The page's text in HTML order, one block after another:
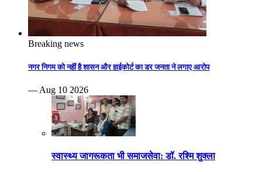
Breaking news
नगर निगम को नहीं है शासन और हाईकोर्ट का डर जनता ने लगाए आरोप
— Aug 10 2026
स्वास्थ्य जागरूकता भी समाजसेवा: डॉ. रश्मि शुक्ला